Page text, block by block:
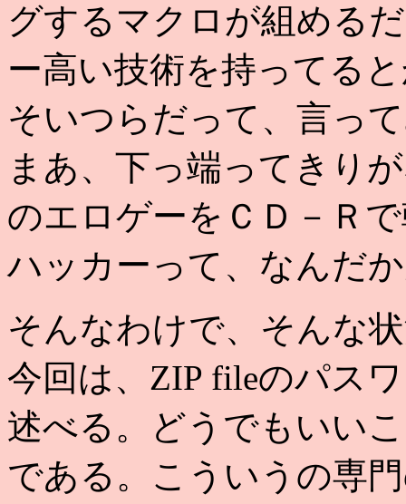
グするマクロが組める
ー高い技術を持ってる
そいつらだって、言っ
まあ、下っ端ってきり
のエロゲーをＣＤ－Ｒ
ハッカーって、なんだ
そんなわけで、そんな
今回は、ZIP fileのパス
述べる。どうでもいい
である。こういうの専